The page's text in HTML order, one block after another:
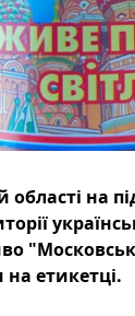
області на
етикетці.